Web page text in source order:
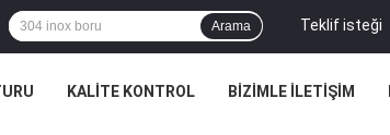
Teklif isteği
Arama
KALITE KONTROL BIZIMLE İLETIŞIM